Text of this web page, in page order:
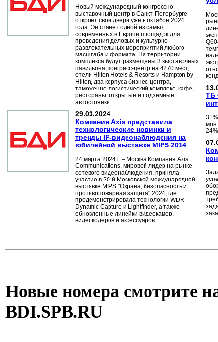
Новый международный конгрессно-
выставочный центр в Санкт-Петербурге
откроет свои двери уже в октябре 2024
года. Он станет одной из самых
современных в Европе площадок для
проведения деловых и культурно-
развлекательных мероприятий любого
масштаба и формата. На территории
комплекса будут размещены 3 выставочных
павильона, конгресс-центр на 4270 мест,
отели Hilton Hotels & Resorts и Hampton by
Hilton, два корпуса бизнес-центра,
таможенно-логистический комплекс, кафе,
рестораны, открытые и подземные
автостоянки.
29.03.2024
Компания Axis представила
технологические новинки и
тренды IP-видеонаблюдения на
юбилейной выставке MIPS 2014
24 марта 2024 г. – Москва.Компания Axis
Communications, мировой лидер на рынке
сетевого видеонаблюдения, приняла
участие в 20-й Московской международной
выставке MIPS "Охрана, безопасность и
противопожарная защита" 2024, где
продемонстрировала технологии WDR
Dynamic Capture и Lightfinder, а также
обновленные линейки видеокамер,
видеокодеров и аксессуаров.
ТБ
Новые номера смотрите
BDI.SPB.RU